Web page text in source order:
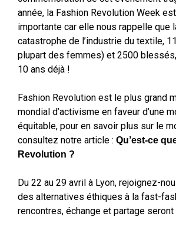
année, la Fashion Revolution Week
importante car elle nous rappelle que
catastrophe de l’industrie du textile,
plupart des femmes) et 2500
10 ans déjà !
Fashion Revolution est le plus grand
mondial d’activisme en faveur d’une
équitable, pour en savoir plus sur le
consultez notre article : Qu’est-ce
Revolution ?
Du 22 au 29 avril à Lyon, rejoignez-
des alternatives éthiques à la fast-
rencontres, échange et partage